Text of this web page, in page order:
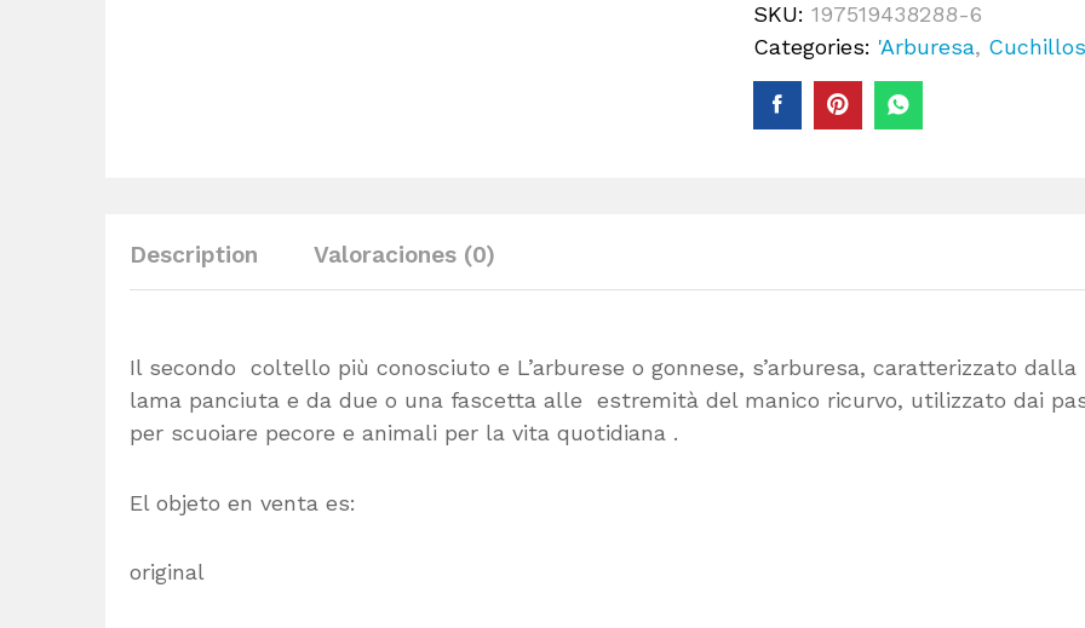
corno
di
muflone
con
SKU:197519438288-6
Categories: 'Arburesa,
Description Valoraciones (0)
Il secondo coltello più conosciuto e L’arburese o gonnese, s’arburesa, caratterizzato dalla
lama panciuta e da due o una fascetta alle estremità del manico ricurvo, utilizzato dai
per scuoiare pecore e animali per la vita quotidiana .
El objeto en venta es:
original